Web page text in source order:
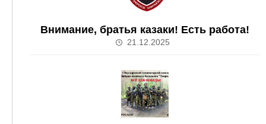
Внимание, братья казаки! Есть работа!
21.12.2025